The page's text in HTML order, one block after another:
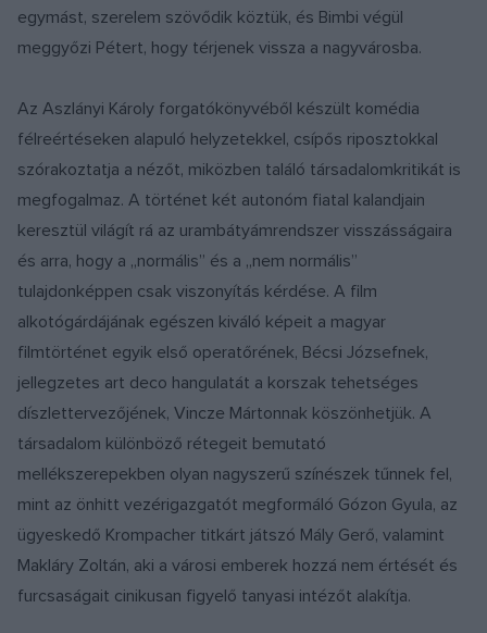
egymást, szerelem szövődik köztük, és Bimbi végül
meggyőzi Pétert, hogy térjenek vissza a nagyvárosba.
Az Aszlányi Károly forgatókönyvéből készült komédia
félreértéseken alapuló helyzetekkel, csípős riposztokkal
szórakoztatja a nézőt, miközben találó társadalomkritikát is
megfogalmaz. A történet két autonóm fiatal kalandjain
keresztül világít rá az urambátyámrendszer visszásságaira
és arra, hogy a „normális” és a „nem normális”
tulajdonképpen csak viszonyítás kérdése. A film
alkotógárdájának egészen kiváló képeit a magyar
filmtörténet egyik első operatőrének, Bécsi Józsefnek,
jellegzetes art deco hangulatát a korszak tehetséges
díszlettervezőjének, Vincze Mártonnak köszönhetjük. A
társadalom különböző rétegeit bemutató
mellékszerepekben olyan nagyszerű színészek tűnnek fel,
mint az önhitt vezérigazgatót megformáló Gózon Gyula, az
ügyeskedő Krompacher titkárt játszó Mály Gerő, valamint
Makláry Zoltán, aki a városi emberek hozzá nem értését és
furcsaságait cinikusan figyelő tanyasi intézőt alakítja.